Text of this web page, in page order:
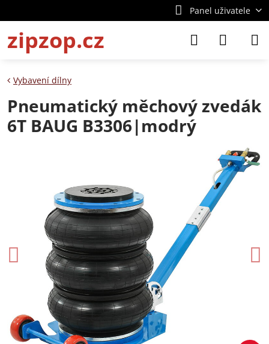
Panel uživatele
zipzop.cz
Vybavení dílny
Pneumatický měchový zvedák
6T BAUG B3306|modrý